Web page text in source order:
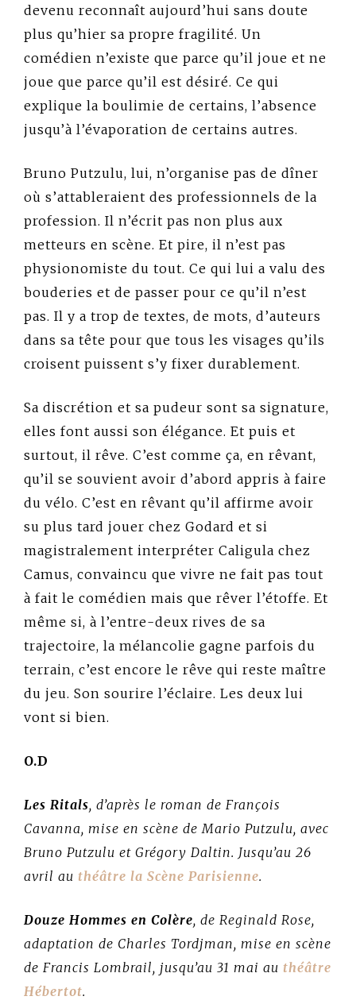
devenu reconnaît aujourd’hui sans doute
plus qu’hier sa propre fragilité. Un
comédien n’existe que parce qu’il joue et ne
joue que parce qu’il est désiré. Ce qui
explique la boulimie de certains, l’absence
jusqu’à l’évaporation de certains autres.
Bruno Putzulu, lui, n’organise pas de dîner
où s’attableraient des professionnels de la
profession. Il n’écrit pas non plus aux
metteurs en scène. Et pire, il n’est pas
physionomiste du tout. Ce qui lui a valu des
bouderies et de passer pour ce qu’il n’est
pas. Il y a trop de textes, de mots, d’auteurs
dans sa tête pour que tous les visages qu’ils
croisent puissent s’y fixer durablement.
Sa discrétion et sa pudeur sont sa signature,
elles font aussi son élégance. Et puis et
surtout, il rêve. C’est comme ça, en rêvant,
qu’il se souvient avoir d’abord appris à faire
du vélo. C’est en rêvant qu’il affirme avoir
su plus tard jouer chez Godard et si
magistralement interpréter Caligula chez
Camus, convaincu que vivre ne fait pas tout
à fait le comédien mais que rêver l’étoffe. Et
même si, à l’entre-deux rives de sa
trajectoire, la mélancolie gagne parfois du
terrain, c’est encore le rêve qui reste maître
du jeu. Son sourire l’éclaire. Les deux lui
vont si bien.
O.D
Les Ritals, d’après le roman de François
Cavanna, mise en scène de Mario Putzulu, avec
Bruno Putzulu et Grégory Daltin. Jusqu’au 26
avril au théâtre la Scène Parisienne.
Douze Hommes en Colère, de Reginald Rose,
adaptation de Charles Tordjman, mise en scène
de Francis Lombrail, jusqu’au 31 mai au théâtre
Hébertot.